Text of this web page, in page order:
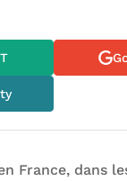
France, dans